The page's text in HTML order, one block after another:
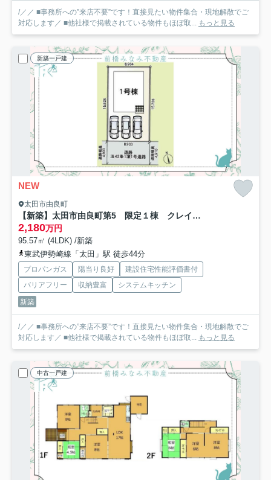
/／／ ■事務所への”来店不要”です！直接見たい物件集合・現地解散でご
対応します／ ■他社様で掲載されている物件もほぼ取... もっと見る
新築一戸建
NEW
太田市由良町
【新築】太田市由良町第5 限定１棟 クレイドルガーデン 新築建売
2,180万円
95.57㎡ (4LDK) /新築
東武伊勢崎線「太田」駅 徒歩44分
プロパンガス 陽当り良好
建設住宅性能評価書付
バリアフリー
収納豊富
システムキッチン
新築
/／／ ■事務所への”来店不要”です！直接見たい物件集合・現地解散でご
対応します／ ■他社様で掲載されている物件もほぼ取... もっと見る
中古一戸建